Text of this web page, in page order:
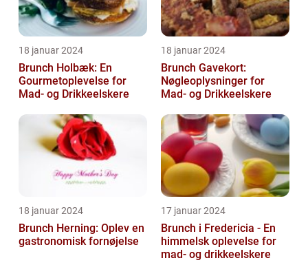
18 januar 2024
Brunch Holbæk: En
Gourmetoplevelse for
Mad- og Drikkeelskere
18 januar 2024
Brunch Gavekort:
Nøgleoplysninger for
Mad- og Drikkeelskere
18 januar 2024
Brunch Herning: Oplev en
gastronomisk fornøjelse
17 januar 2024
Brunch i Fredericia - En
himmelsk oplevelse for
mad- og drikkeelskere